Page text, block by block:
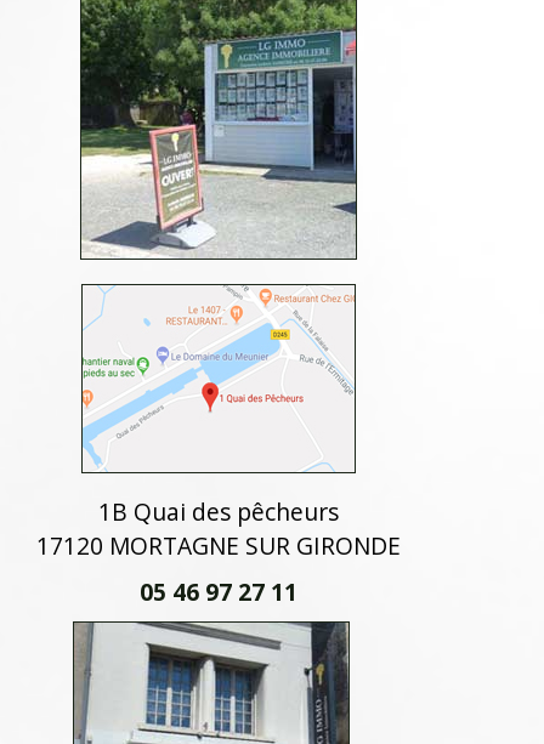
1B Quai des pêcheurs
17120 MORTAGNE SUR GIRONDE
05 46 97 27 11